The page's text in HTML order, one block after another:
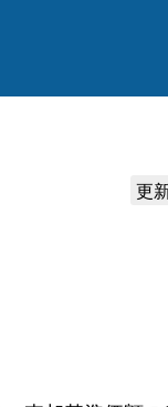
更